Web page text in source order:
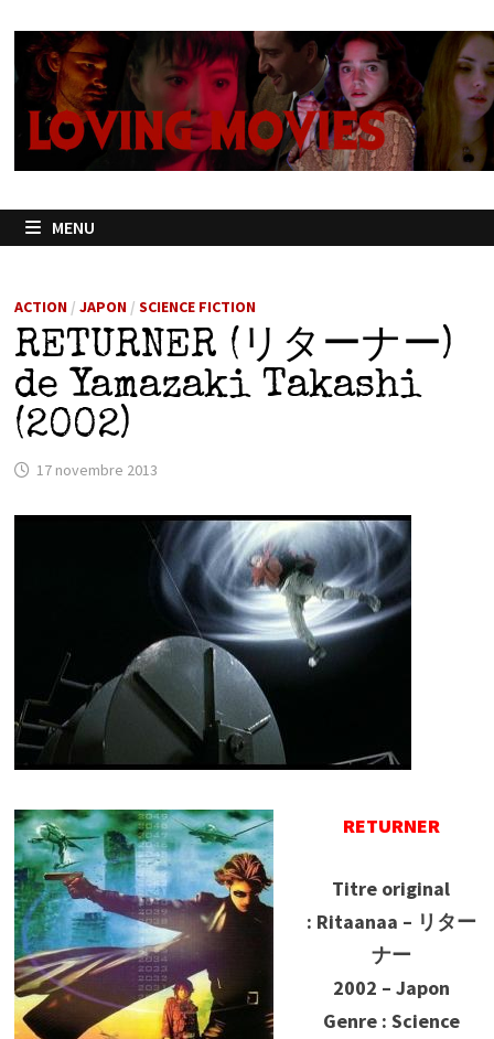
contenu
MENU
ACTION/ JAPON/ SCIENCE FICTION
RETURNER (リターナー)
de Yamazaki Takashi
(2002)
17 novembre 2013
RETURNER
Titre original
: Ritaanaa – リター
ナー
2002 – Japon
Genre : Science